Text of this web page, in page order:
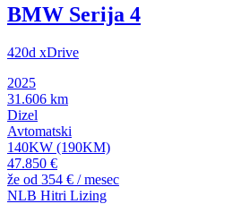
BMW Serija 4
420d xDrive
2025
31.606 km
Dizel
Avtomatski
140KW (190KM)
47.850 €
že od 354 € / mesec
NLB Hitri Lizing